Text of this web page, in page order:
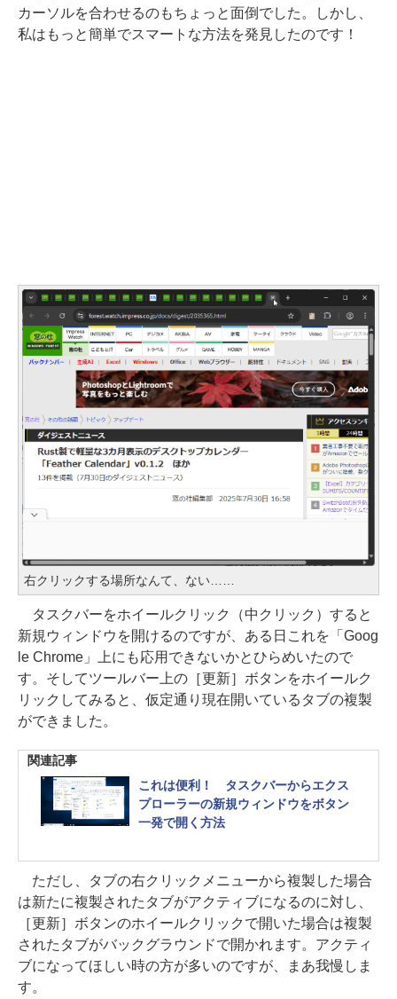
カーソルを合わせるのもちょっと面倒でした。しかし、
私はもっと簡単でスマートな方法を発見したのです！
右クリックする場所なんて、ない……
タスクバーをホイールクリック（中クリック）すると
新規ウィンドウを開けるのですが、ある日これを「Goog
le Chrome」上にも応用できないかとひらめいたので
す。そしてツールバー上の［更新］ボタンをホイールク
リックしてみると、仮定通り現在開いているタブの複製
ができました。
関連記事
これは便利！ タスクバーからエクス
プローラーの新規ウィンドウをボタン
一発で開く方法
ただし、タブの右クリックメニューから複製した場合
は新たに複製されたタブがアクティブになるのに対し、
［更新］ボタンのホイールクリックで開いた場合は複製
されたタブがバックグラウンドで開かれます。アクティ
ブになってほしい時の方が多いのですが、まあ我慢しま
す。